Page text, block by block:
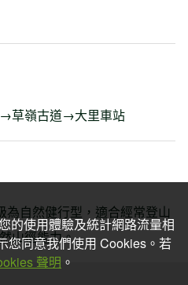
草嶺古道→大里車站
自然健行型，適合經常登山
山徑能力。
的使用體驗及統計網路流量相
您同意我們使用 Cookies。若
聲明 。